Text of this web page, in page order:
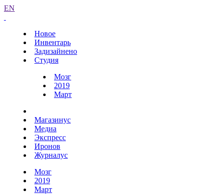
EN
Новое
Инвентарь
Задизайнено
Студия
Мозг
2019
Март
Магазинус
Медиа
Экспресс
Иронов
Журналус
Мозг
2019
Март